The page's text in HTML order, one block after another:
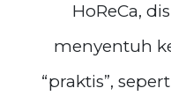
HoReCa,
menyentuh
“praktis”,